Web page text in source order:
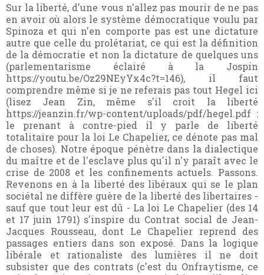
Sur la liberté, d'une vous n'allez pas mourir de ne pas
en avoir où alors le système démocratique voulu par
Spinoza et qui n'en comporte pas est une dictature
autre que celle du prolétariat, ce qui est la définition
de la démocratie et non la dictature de quelques uns
(parlementarisme éclairé à la Jospin
https://youtu.be/Oz29NEyYx4c?t=146), il faut
comprendre même si je ne referais pas tout Hegel ici
(lisez Jean Zin, même s'il croit la liberté
https://jeanzin.fr/wp-content/uploads/pdf/hegel.pdf :
le prenant à contre-pied il y parle de liberté
totalitaire pour la loi Le Chapelier, ce dénote pas mal
de choses). Notre époque pénètre dans la dialectique
du maître et de l'esclave plus qu'il n'y paraît avec le
crise de 2008 et les confinements actuels. Passons.
Revenons en à la liberté des libéraux qui se le plan
sociétal ne diffère guère de la liberté des libertaires -
sauf que tout leur est dû - La loi Le Chapelier (des 14
et 17 juin 1791) s'inspire du Contrat social de Jean-
Jacques Rousseau, dont Le Chapelier reprend des
passages entiers dans son exposé. Dans la logique
libérale et rationaliste des lumières il ne doit
subsister que des contrats (c'est du Onfraytisme, ce